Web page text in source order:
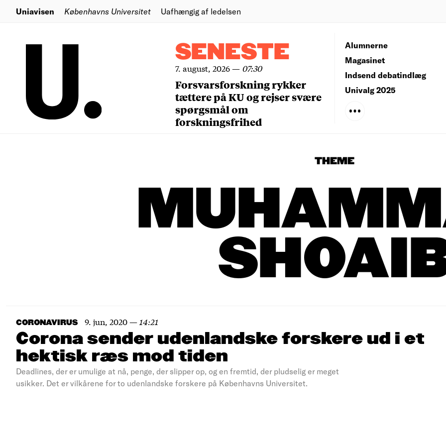
Uniavisen Københavns Universitet Uafhængig af ledelsen
SENESTE
7. august, 2026— 07:30
Forsvarsforskning rykker
tættere på KU og rejser svære
spørgsmål om
forskningsfrihed
Alumnerne
Magasinet
Indsend debatindlæg
Univalg 2025
THEME
CORONAVIRUS 9. jun, 2020— 14:21
Corona sender udenlandske forskere ud i et
hektisk ræs mod tiden
Deadlines, der er umulige at nå, penge, der slipper op, og en fremtid, der pludselig er meget
usikker. Det er vilkårene for to udenlandske forskere på Københavns Universitet.